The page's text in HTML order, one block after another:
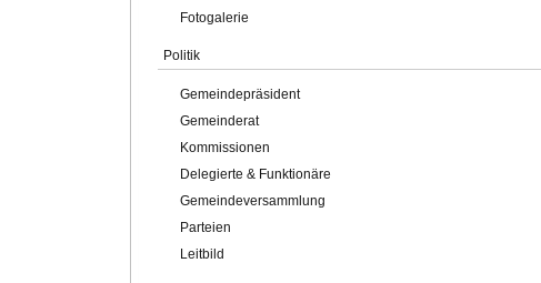
Fotogalerie
Politik
Gemeindepräsident
Gemeinderat
Kommissionen
Delegierte & Funktionäre
Gemeindeversammlung
Parteien
Leitbild